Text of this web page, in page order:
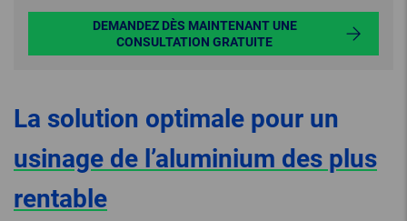
DEMANDEZ DÈS MAINTENANT UNE
CONSULTATION GRATUITE
La solution optimale pour un
usinage de l’aluminium des plus
rentable